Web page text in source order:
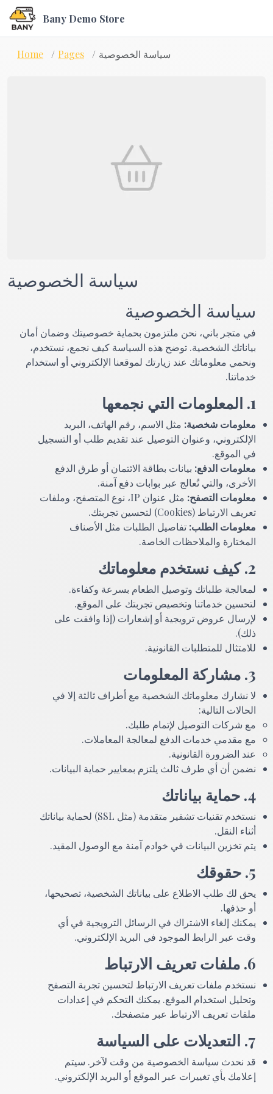
Bany Demo Store
Home Pages سياسة الخصوصية
سياسة الخصوصية
سياسة الخصوصية
في متجر باني، نحن ملتزمون بحماية خصوصيتك وضمان أمان
بياناتك الشخصية. توضح هذه السياسة كيف نجمع، نستخدم،
ونحمي معلوماتك عند زيارتك لموقعنا الإلكتروني أو استخدام
خدماتنا.
1. المعلومات التي نجمعها
معلومات شخصية: مثل الاسم، رقم الهاتف، البريد
الإلكتروني، وعنوان التوصيل عند تقديم طلب أو التسجيل
في الموقع.
معلومات الدفع: بيانات بطاقة الائتمان أو طرق الدفع
الأخرى، والتي تُعالج عبر بوابات دفع آمنة.
معلومات التصفح:
مثل عنوان IP، نوع المتصفح، وملفات
تعريف الارتباط (Cookies) لتحسين تجربتك.
معلومات الطلب: تفاصيل الطلبات مثل الأصناف
المختارة والملاحظات الخاصة.
2. كيف نستخدم معلوماتك
لمعالجة طلباتك وتوصيل الطعام بسرعة وكفاءة.
لتحسين خدماتنا وتخصيص تجربتك على الموقع.
لإرسال عروض ترويجية أو إشعارات (إذا وافقت على
ذلك).
للامتثال للمتطلبات القانونية.
3. مشاركة المعلومات
لا نشارك معلوماتك الشخصية مع أطراف ثالثة إلا في
الحالات التالية:
مع شركات التوصيل لإتمام طلبك.
مع مقدمي خدمات الدفع لمعالجة المعاملات.
عند الضرورة القانونية.
نضمن أن أي طرف ثالث يلتزم بمعايير حماية البيانات.
4. حماية بياناتك
نستخدم تقنيات تشفير متقدمة (مثل SSL) لحماية بياناتك
أثناء النقل.
يتم تخزين البيانات في خوادم آمنة مع الوصول المقيد.
5. حقوقك
يحق لك طلب الاطلاع على بياناتك الشخصية، تصحيحها،
أو حذفها.
يمكنك إلغاء الاشتراك في الرسائل الترويجية في أي
وقت عبر الرابط الموجود في البريد الإلكتروني.
6. ملفات تعريف الارتباط
نستخدم ملفات تعريف الارتباط لتحسين تجربة التصفح
وتحليل استخدام الموقع. يمكنك التحكم في إعدادات
ملفات تعريف الارتباط عبر متصفحك.
7. التعديلات على السياسة
قد نحدث سياسة الخصوصية من وقت لآخر. سيتم
إعلامك بأي تغييرات عبر الموقع أو البريد الإلكتروني.